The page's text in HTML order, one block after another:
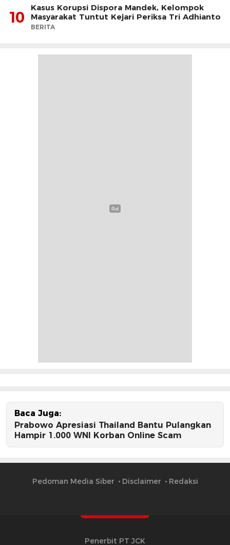
10
Kasus Korupsi Dispora Mandek, Kelompok
Masyarakat Tuntut Kejari Periksa Tri Adhianto
BERITA
Baca Juga:
Prabowo Apresiasi Thailand Bantu Pulangkan
Hampir 1.000 WNI Korban Online Scam
Pedoman Media Siber Disclaimer Redaksi
Penerbit PT JCK